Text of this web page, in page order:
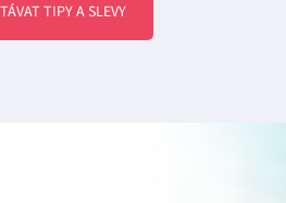
TIPY A SLEVY